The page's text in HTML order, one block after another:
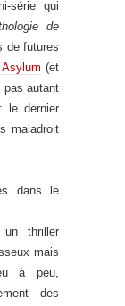
série qui
de
de futures
(et
pas autant
le dernier
maladroit
dans le
thriller
mais
à peu,
des